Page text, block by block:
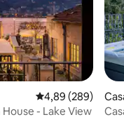
avaliações4,89 de uma
4,89 (289)
- Lake View